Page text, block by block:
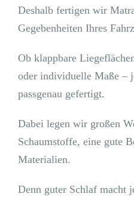
Deshalb fertigen wir
Gegebenheiten Ihres
Ob klappbare
oder individuelle Maße –
passgenau gefertigt.
Dabei legen wir großen
Schaumstoffe, eine gute
Materialien.
Denn guter Schlaf macht